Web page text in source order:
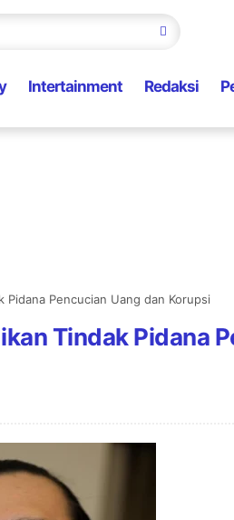
Intertainment Redaksi
Pidana Pencucian Uang dan Korupsi
Tindak Pidana